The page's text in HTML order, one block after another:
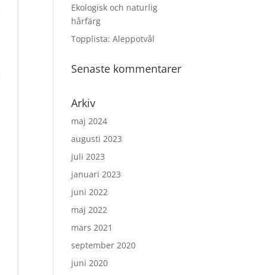
Ekologisk och naturlig
hårfärg
Topplista: Aleppotvål
Senaste kommentarer
Arkiv
maj 2024
augusti 2023
juli 2023
januari 2023
juni 2022
maj 2022
mars 2021
september 2020
juni 2020